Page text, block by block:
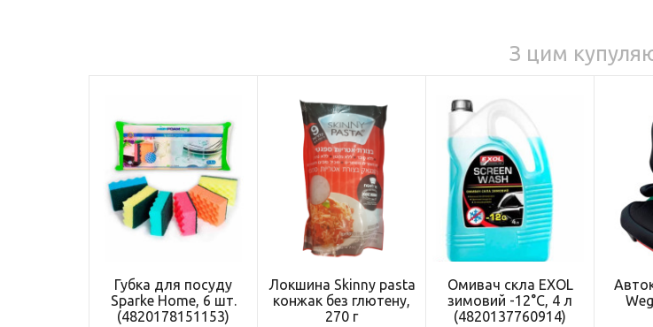
З цим
Губка для посуду
Sparke Home, 6 шт.
(4820178151153)
Локшина Skinny pasta
конжак без глютену,
270 г
Омивач скла EXOL
зимовий -12°С, 4 л
(4820137760914)